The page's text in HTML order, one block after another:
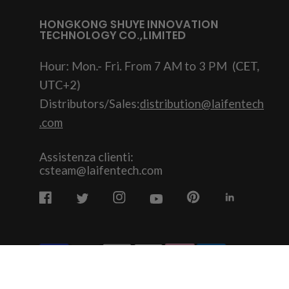
HONGKONG SHUYE INNOVATION
TECHNOLOGY CO.,LIMITED
Hour: Mon.- Fri. From 7 AM to 3 PM (CET,
UTC+2)
Distributors/Sales:distribution@laifentech
.com
Assistenza clienti:
csteam@laifentech.com